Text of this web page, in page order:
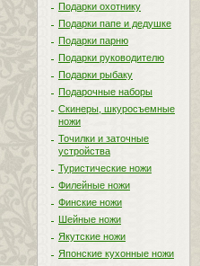
Подарки охотнику
Подарки папе и дедушке
Подарки парню
Подарки руководителю
Подарки рыбаку
Подарочные наборы
Скинеры, шкуросъемные
ножи
Точилки и заточные
устройства
Туристические ножи
Филейные ножи
Финские ножи
Шейные ножи
Якутские ножи
Японские кухонные ножи